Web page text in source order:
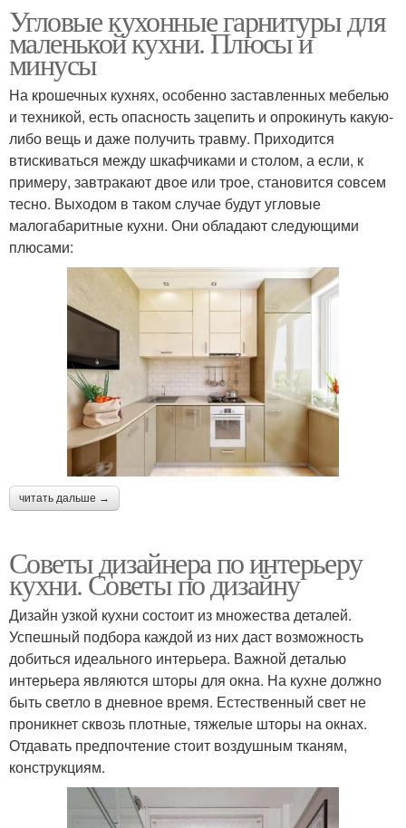
Угловые кухонные гарнитуры для
маленькой кухни. Плюсы и
минусы
На крошечных кухнях, особенно заставленных мебелью
и техникой, есть опасность зацепить и опрокинуть какую-
либо вещь и даже получить травму. Приходится
втискиваться между шкафчиками и столом, а если, к
примеру, завтракают двое или трое, становится совсем
тесно. Выходом в таком случае будут угловые
малогабаритные кухни. Они обладают следующими
плюсами:
читать дальше →
Советы дизайнера по интерьеру
кухни. Советы по дизайну
Дизайн узкой кухни состоит из множества деталей.
Успешный подбора каждой из них даст возможность
добиться идеального интерьера. Важной деталью
интерьера являются шторы для окна. На кухне должно
быть светло в дневное время. Естественный свет не
проникнет сквозь плотные, тяжелые шторы на окнах.
Отдавать предпочтение стоит воздушным тканям,
конструкциям.